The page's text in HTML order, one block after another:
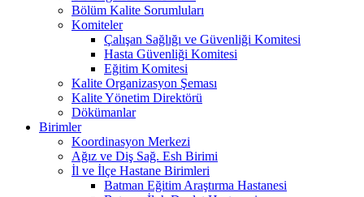
Bölüm Kalite Sorumluları
Komiteler
Çalışan Sağlığı ve Güvenliği Komitesi
Hasta Güvenliği Komitesi
Eğitim Komitesi
Kalite Organizasyon Şeması
Kalite Yönetim Direktörü
Dökümanlar
Birimler
Koordinasyon Merkezi
Ağız ve Diş Sağ. Esh Birimi
İl ve İlçe Hastane Birimleri
Batman Eğitim Araştırma Hastanesi